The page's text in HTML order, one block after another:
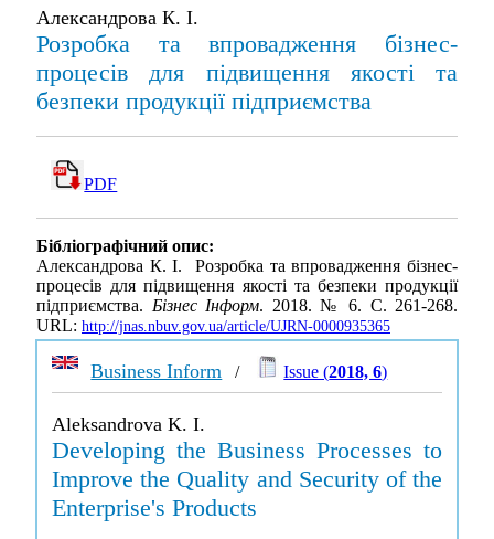
Александрова К. І.
Розробка та впровадження бізнес-
процесів для підвищення якості та
безпеки продукції підприємства
PDF
Бібліографічний опис:
Александрова К. І. Розробка та впровадження бізнес-
процесів для підвищення якості та безпеки продукції
підприємства. Бізнес Інформ. 2018. № 6. С. 261-268.
URL: http://jnas.nbuv.gov.ua/article/UJRN-0000935365
Business Inform / Issue (2018, 6)
Aleksandrova K. I.
Developing the Business Processes to
Improve the Quality and Security of the
Enterprise's Products